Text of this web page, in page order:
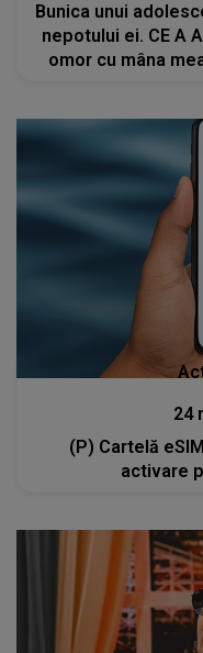
Bunica unui
nepotului ei. CE A
omor cu mâna
24
(P) Cartelă
activare